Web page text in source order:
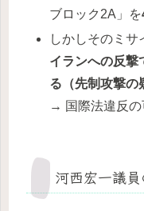
ブロック2A」を
しかしそのミサ
イランへの反撃
る（先制攻撃の
→ 国際法違反の
河西宏一議